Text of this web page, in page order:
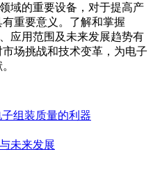
域的重要设备，对于提高产
重要意义。了解和掌握
应用范围及未来发展趋势有
场挑战和技术变革，为电子
组装质量的利器
未来发展